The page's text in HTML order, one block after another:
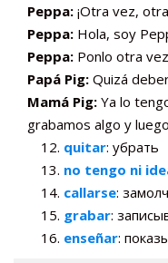
Peppa: ¡Otra vez,
Peppa: Hola, soy
Peppa: Ponlo otra
Papá Pig: Quizá
Mamá Pig: Ya lo
grabamos algo y
quitar: убрать
no tengo ni
callarse:
grabar:
enseñar: